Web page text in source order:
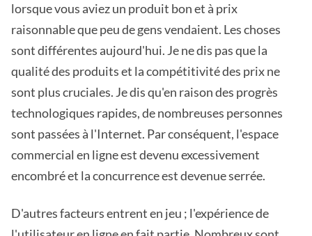
lorsque vous aviez un produit bon et à prix
raisonnable que peu de gens vendaient. Les choses
sont différentes aujourd'hui. Je ne dis pas que la
qualité des produits et la compétitivité des prix ne
sont plus cruciales. Je dis qu'en raison des progrès
technologiques rapides, de nombreuses personnes
sont passées à l'Internet. Par conséquent, l'espace
commercial en ligne est devenu excessivement
encombré et la concurrence est devenue serrée.
D'autres facteurs entrent en jeu ; l'expérience de